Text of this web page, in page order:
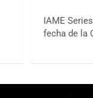
IAME
fecha de la